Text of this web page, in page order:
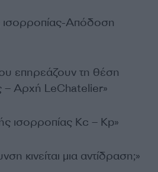
ισορροπίας-Απόδοση
επηρεάζουν τη θέση
– Αρχή LeChatelier»
ισορροπίας Kc – Kp»
κινείται μια αντίδραση;»